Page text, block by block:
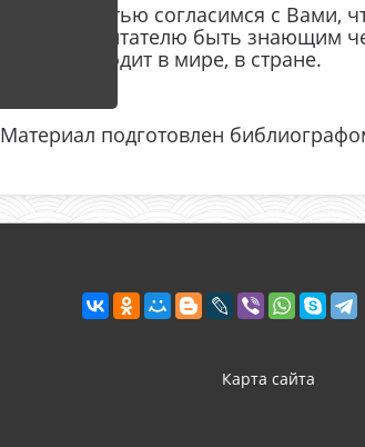
Мы с радостью согласимся с Вами,
позволит читателю быть знающим
что происходит в мире, в стране.
Материал подготовлен
Карта сайта